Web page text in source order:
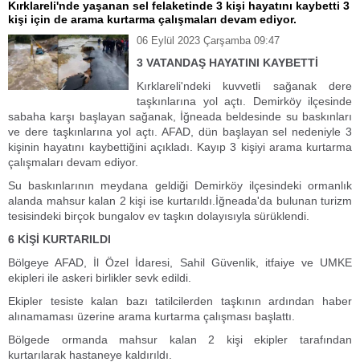
Kırklareli'nde yaşanan sel felaketinde 3 kişi hayatını kaybetti 3
kişi için de arama kurtarma çalışmaları devam ediyor.
06 Eylül 2023 Çarşamba 09:47
3 VATANDAŞ HAYATINI KAYBETTİ
Kırklareli'ndeki kuvvetli sağanak dere
taşkınlarına yol açtı. Demirköy ilçesinde
sabaha karşı başlayan sağanak, İğneada beldesinde su baskınları
ve dere taşkınlarına yol açtı. AFAD, dün başlayan sel nedeniyle 3
kişinin hayatını kaybettiğini açıkladı. Kayıp 3 kişiyi arama kurtarma
çalışmaları devam ediyor.
Su baskınlarının meydana geldiği Demirköy ilçesindeki ormanlık
alanda mahsur kalan 2 kişi ise kurtarıldı.İğneada'da bulunan turizm
tesisindeki birçok bungalov ev taşkın dolayısıyla sürüklendi.
6 KİŞİ KURTARILDI
Bölgeye AFAD, İl Özel İdaresi, Sahil Güvenlik, itfaiye ve UMKE
ekipleri ile askeri birlikler sevk edildi.
Ekipler tesiste kalan bazı tatilcilerden taşkının ardından haber
alınamaması üzerine arama kurtarma çalışması başlattı.
Bölgede ormanda mahsur kalan 2 kişi ekipler tarafından
kurtarılarak hastaneye kaldırıldı.